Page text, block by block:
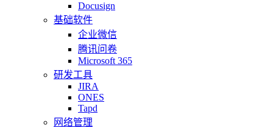
Docusign
基础软件
企业微信
腾讯问卷
Microsoft 365
研发工具
JIRA
ONES
Tapd
网络管理